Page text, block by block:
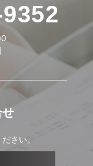
さい。